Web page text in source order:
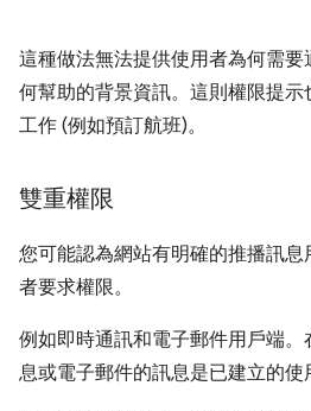
這種做法無法提供使用者為何需
何幫助的背景資訊。這則權限提
工作 (例如預訂航班)。
雙重權限
您可能認為網站有明確的推播訊
者要求權限。
例如即時通訊和電子郵件用戶端
息或電子郵件的訊息是已建立的使